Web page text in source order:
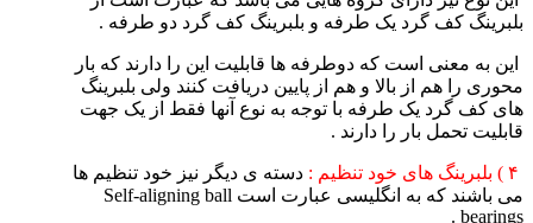
بلبرینگ کف گرد یک طرفه و بلبرینگ کف گرد دو طرفه .
این به معنی است که دوطرفه ها قابلیت این را دارند که بار
محوری را هم از بالا و هم از پایین دریافت کنند ولی بلبرینگ
های کف گرد یک طرفه با توجه به نوع آنها فقط از یک جهت
قابلیت تحمل بار را دارند .
دسته ی دیگر نیز خود تنظیم ها
می باشند که به انگلیسی عبارت است Self-aligning ball
bearings .